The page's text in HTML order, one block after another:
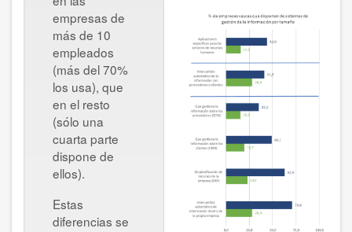
empresas de
más de 10
empleados
(más del 70%
los usa), que
en el resto
(sólo una
cuarta parte
dispone de
ellos).
Estas
diferencias se